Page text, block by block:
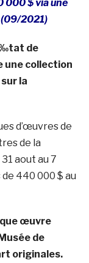
000 $ via une
(09/2021)
de
une collection
la
d’œuvres de
de la
aout au 7
440 000 $ au
œuvre
de
originales.